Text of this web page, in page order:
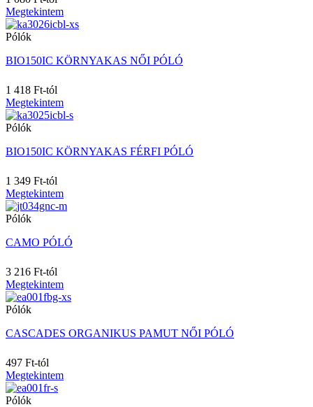
36-R
36/48M
38-L
38-R
3M
3T (M)
3XL
4/6
40-L
40-R
42
44
45X70
47/50
48
48/60M
4T (L)
50
50X100
Megtekintem
Pólók
BIO150IC KÖRNYAKAS NŐI PÓLÓ
1 418 Ft-tól
Megtekintem
Pólók
BIO150IC KÖRNYAKAS FÉRFI PÓLÓ
1 349 Ft-tól
Megtekintem
Pólók
CAMO PÓLÓ
3 216 Ft-tól
Megtekintem
Pólók
CASCADES ORGANIKUS PAMUT NŐI PÓLÓ
497 Ft-tól
Megtekintem
Pólók